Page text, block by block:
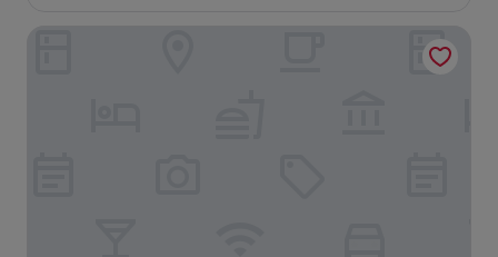
de
107 €